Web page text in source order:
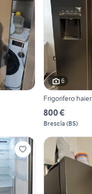
6
Frigorifero haier
800 €
Brescia (BS)